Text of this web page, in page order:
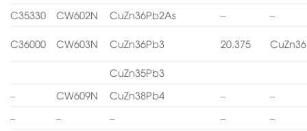
C35330
CW602N CuZn36Pb2As – –
C36000 CW603N CuZn36Pb3 20.375
CuZn35Pb3
–
CW609N CuZn38Pb4 –
–
–
– – – –